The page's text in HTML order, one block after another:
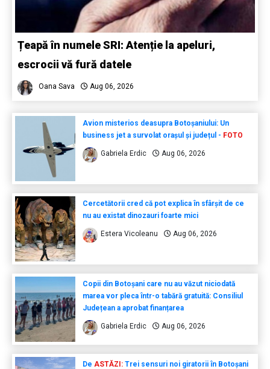
Țeapă în numele SRI: Atenție la apeluri,
escrocii vă fură datele
Oana Sava Aug 06, 2026
Avion misterios deasupra Botoșaniului: Un
business jet a survolat orașul și județul - FOTO
Gabriela Erdic Aug 06, 2026
Cercetătorii cred că pot explica în sfârșit de ce
nu au existat dinozauri foarte mici
Estera Vicoleanu Aug 06, 2026
Copii din Botoșani care nu au văzut niciodată
marea vor pleca într-o tabără gratuită: Consiliul
Județean a aprobat finanțarea
Gabriela Erdic Aug 06, 2026
De ASTĂZI:Trei sensuri noi giratorii în Botoșani